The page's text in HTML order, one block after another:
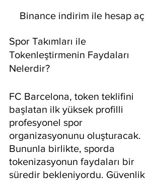
Binance indirim ile hesap aç
Spor Takımları ile
Tokenleştirmenin Faydaları
Nelerdir?
FC Barcelona, ​​token teklifini
başlatan ilk yüksek profilli
profesyonel spor
organizasyonunu oluşturacak.
Bununla birlikte, sporda
tokenizasyonun faydaları bir
süredir bekleniyordu. Güvenlik